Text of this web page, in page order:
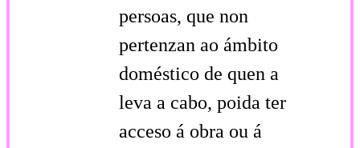
persoas, que non
pertenzan ao ámbito
doméstico de quen a
leva a cabo, poida ter
acceso á obra ou á